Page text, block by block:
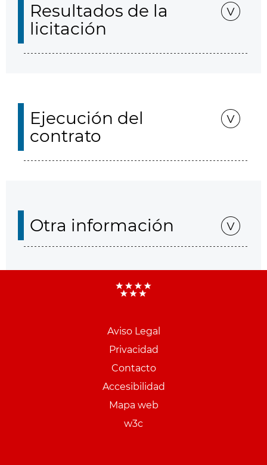
Resultados de la
licitación
Ejecución del
contrato
Otra información
Aviso Legal
Privacidad
Contacto
Accesibilidad
Mapa web
w3c